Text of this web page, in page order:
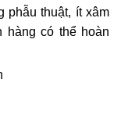
phẫu thuật, ít xâm
hàng có thể hoàn